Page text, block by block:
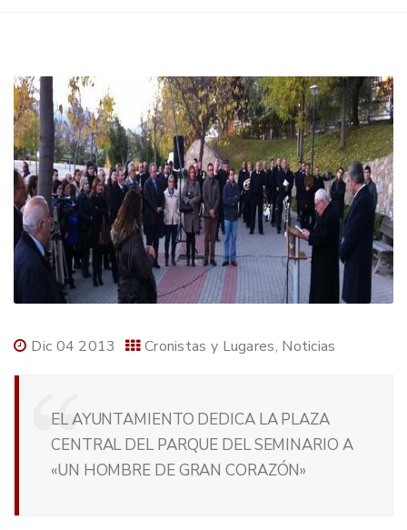
Dic 04 2013 Cronistas y Lugares Noticias
EL AYUNTAMIENTO DEDICA LA PLAZA
CENTRAL DEL PARQUE DEL SEMINARIO A
«UN HOMBRE DE GRAN CORAZÓN»